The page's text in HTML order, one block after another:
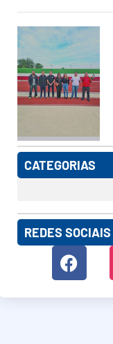
CATEGORIAS
REDES SOCIAIS